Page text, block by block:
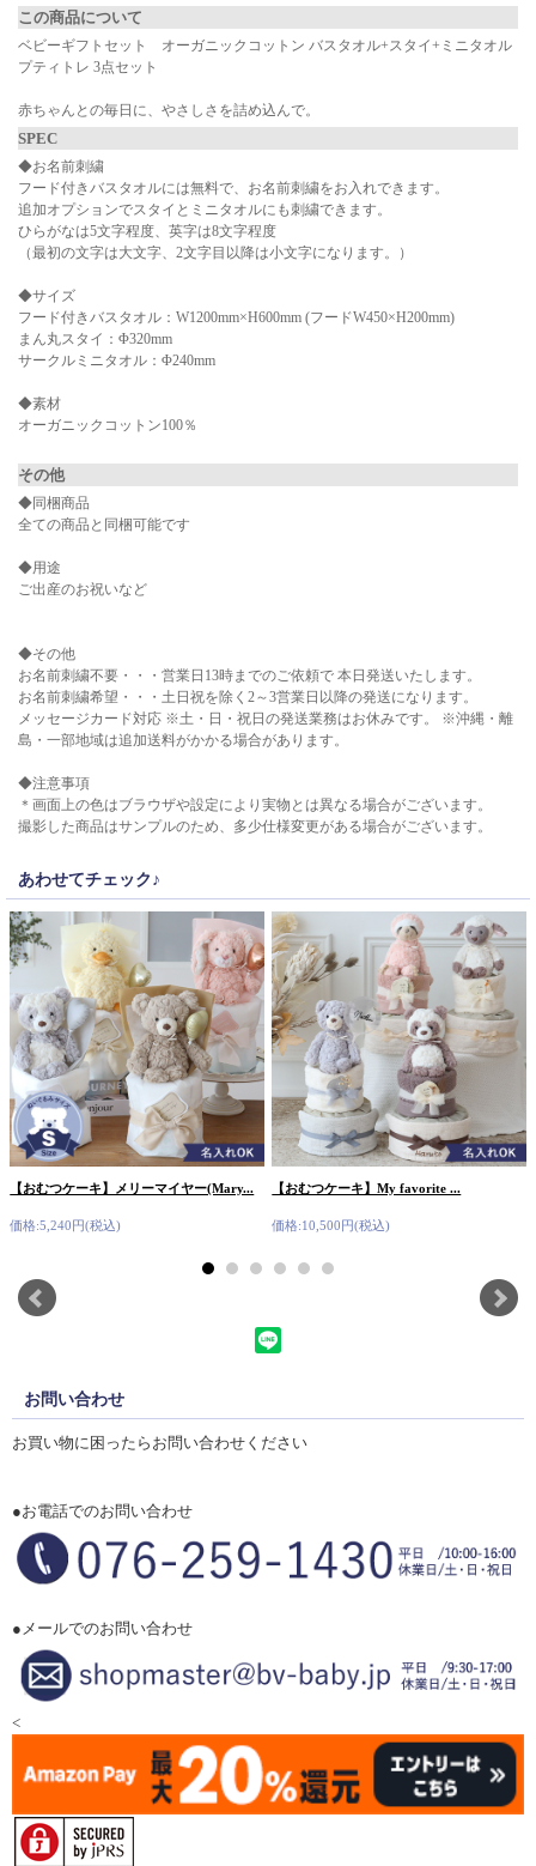
この商品について
ベビーギフトセット オーガニックコットン バスタオル+スタイ+ミニタオル
プティトレ 3点セット
赤ちゃんとの毎日に、やさしさを詰め込んで。
SPEC
◆お名前刺繍
フード付きバスタオルには無料で、お名前刺繍をお入れできます。
追加オプションでスタイとミニタオルにも刺繍できます。
ひらがなは5文字程度、英字は8文字程度
（最初の文字は大文字、2文字目以降は小文字になります。）
◆サイズ
フード付きバスタオル：W1200mm×H600mm (フードW450×H200mm)
まん丸スタイ：Φ320mm
サークルミニタオル：Φ240mm
◆素材
オーガニックコットン100％
その他
◆同梱商品
全ての商品と同梱可能です
◆用途
ご出産のお祝いなど
◆その他
お名前刺繍不要・・・営業日13時までのご依頼で 本日発送いたします。
お名前刺繍希望・・・土日祝を除く2～3営業日以降の発送になります。
メッセージカード対応 ※土・日・祝日の発送業務はお休みです。 ※沖縄・離
島・一部地域は追加送料がかかる場合があります。
◆注意事項
＊画面上の色はブラウザや設定により実物とは異なる場合がございます。
撮影した商品はサンプルのため、多少仕様変更がある場合がございます。
あわせてチェック♪
【おむつケーキ】メリーマイヤー(Mary...
価格:5,240円(税込)
【おむつケーキ】My favorite ...
価格:10,500円(税込)
お問い合わせ
お買い物に困ったらお問い合わせください
●お電話でのお問い合わせ
●メールでのお問い合わせ
<